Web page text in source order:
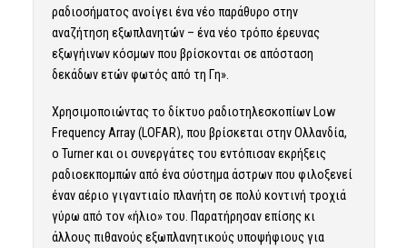
ραδιοσήματος ανοίγει ένα νέο παράθυρο στην
αναζήτηση εξωπλανητών – ένα νέο τρόπο έρευνας
εξωγήινων κόσμων που βρίσκονται σε απόσταση
δεκάδων ετών φωτός από τη Γη».
Χρησιμοποιώντας το δίκτυο ραδιοτηλεσκοπίων Low
Frequency Array (LOFAR), που βρίσκεται στην Ολλανδία,
ο Turner και οι συνεργάτες του εντόπισαν εκρήξεις
ραδιοεκπομπών από ένα σύστημα άστρων που φιλοξενεί
έναν αέριο γιγαντιαίο πλανήτη σε πολύ κοντινή τροχιά
γύρω από τον «ήλιο» του. Παρατήρησαν επίσης κι
άλλους πιθανούς εξωπλανητικούς υποψήφιους για